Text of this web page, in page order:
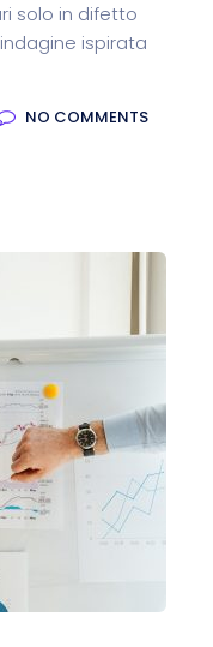
solo in difetto
ispirata
NO COMMENTS